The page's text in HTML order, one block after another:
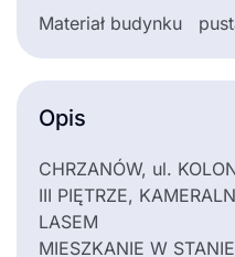
Materiał budynku
Opis
CHRZANÓW, ul.
III PIĘTRZE,
LASEM
MIESZKANIE W